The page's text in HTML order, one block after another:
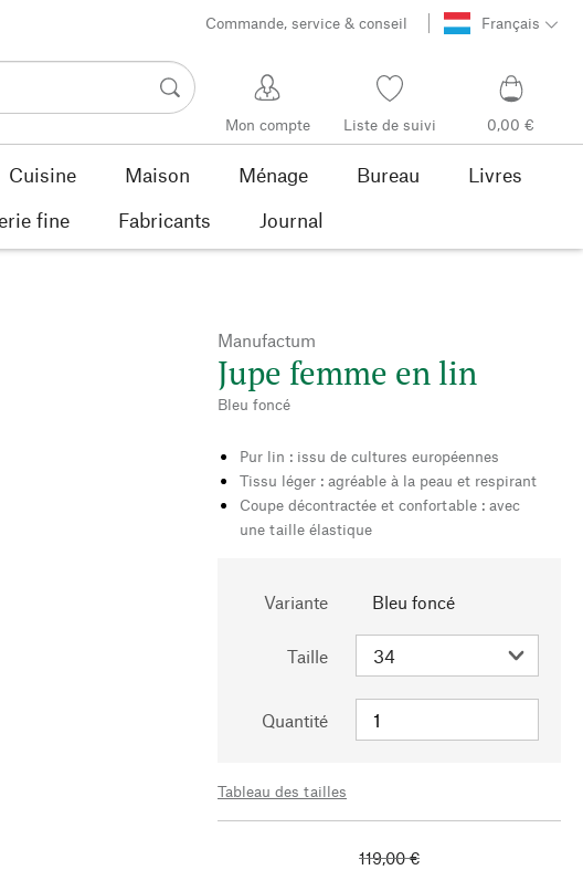
Commande, service & conseil Français
Mon compte Liste de suivi 0,00 €
Cuisine Maison Ménage Bureau
Livres
fine Fabricants Journal
Manufactum
Jupe femme en lin
Bleu foncé
Pur lin : issu de cultures européennes
Tissu léger : agréable à la peau et respirant
Coupe décontractée et confortable : avec
une taille élastique
Variante Bleu foncé
Taille
Quantité
Tableau des tailles
119,00 €